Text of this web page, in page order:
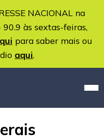
NACIONAL na
às sextas-feiras,
para saber mais ou
aqui.